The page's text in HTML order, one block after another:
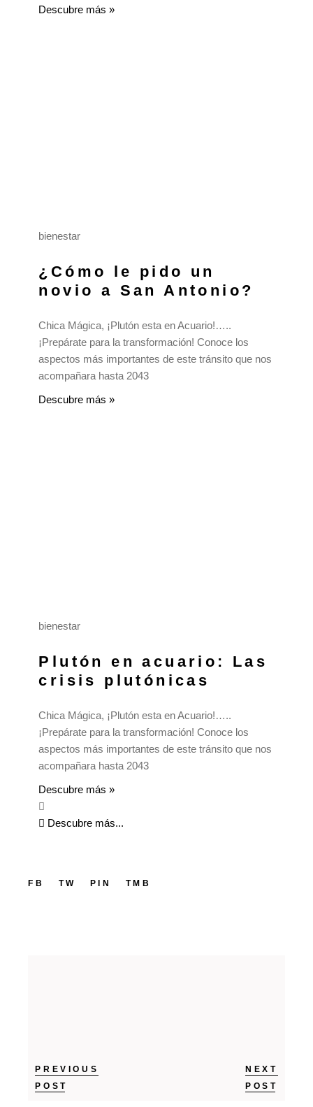
Descubre más »
bienestar
¿Cómo le pido un
novio a San Antonio?
Chica Mágica, ¡Plutón esta en Acuario!…..
¡Prepárate para la transformación! Conoce los
aspectos más importantes de este tránsito que nos
acompañara hasta 2043
Descubre más »
bienestar
Plutón en acuario: Las
crisis plutónicas
Chica Mágica, ¡Plutón esta en Acuario!…..
¡Prepárate para la transformación! Conoce los
aspectos más importantes de este tránsito que nos
acompañara hasta 2043
Descubre más »
Descubre más...
FB TW PIN TMB
PREVIOUS
POST
NEXT
POST